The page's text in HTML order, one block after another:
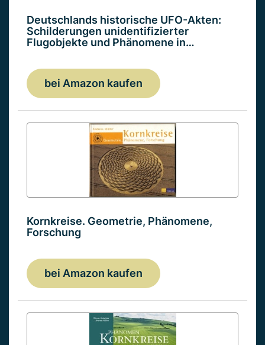
Deutschlands historische UFO-Akten:
Schilderungen unidentifizierter
Flugobjekte und Phänomene in…
bei Amazon kaufen
Kornkreise. Geometrie, Phänomene,
Forschung
bei Amazon kaufen